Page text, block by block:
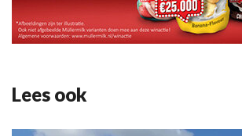
Lees ook